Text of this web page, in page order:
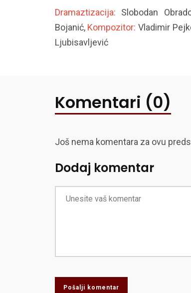
Dramaztizacija: Slobodan
Bojanić,Kompozitor: Vladimir
Ljubisavljević
Komentari (0)
Još nema komentara za ovu
Dodaj komentar
Pošalji komentar